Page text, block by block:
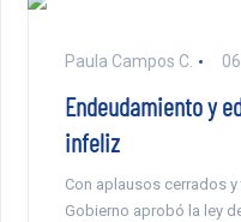
Paula Campos C.
Endeudamiento y
infeliz
Con aplausos cerrados
Gobierno aprobó la ley